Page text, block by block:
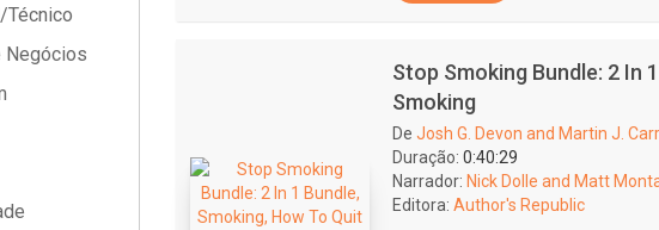
Técnico
Negócios
Stop Smoking Bundle: 2 In
Smoking
De Josh G. Devon and Martin J. Carr
Duração: 0:40:29
Narrador: Nick Dolle and Matt
Editora: Author's Republic